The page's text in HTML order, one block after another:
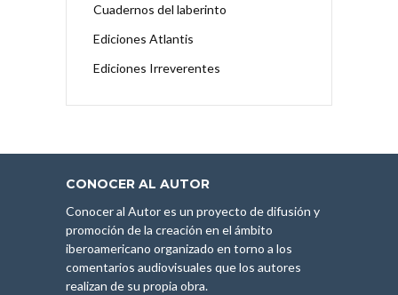
Cuadernos del laberinto
Ediciones Atlantis
Ediciones Irreverentes
CONOCER AL AUTOR
Conocer al Autor es un proyecto de difusión y
promoción de la creación en el ámbito
iberoamericano organizado en torno a los
comentarios audiovisuales que los autores
realizan de su propia obra.